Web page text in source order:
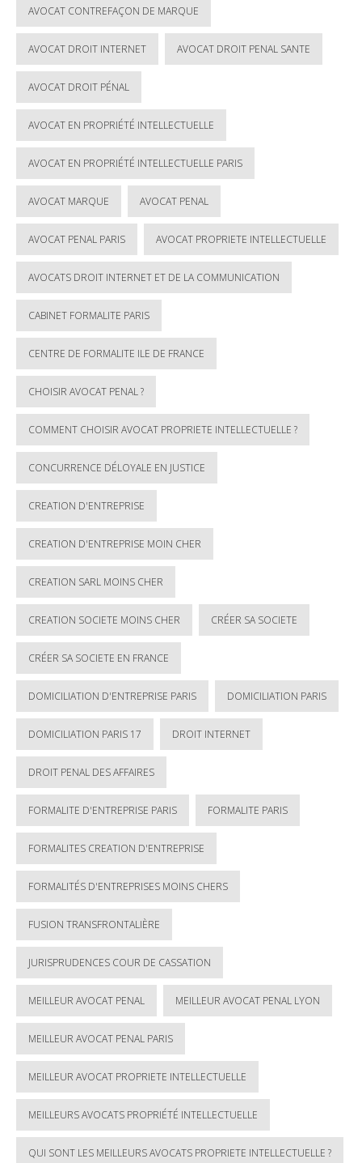
AVOCAT CONTREFAÇON DE MARQUE
AVOCAT DROIT INTERNET AVOCAT DROIT PENAL SANTE
AVOCAT DROIT PÉNAL
AVOCAT EN PROPRIÉTÉ INTELLECTUELLE
AVOCAT EN PROPRIÉTÉ INTELLECTUELLE PARIS
AVOCAT MARQUE AVOCAT PENAL
AVOCAT PENAL PARIS AVOCAT PROPRIETE INTELLECTUELLE
AVOCATS DROIT INTERNET ET DE LA COMMUNICATION
CABINET FORMALITE PARIS
CENTRE DE FORMALITE ILE DE FRANCE
CHOISIR AVOCAT PENAL ?
COMMENT CHOISIR AVOCAT PROPRIETE INTELLECTUELLE ?
CONCURRENCE DÉLOYALE EN JUSTICE
CREATION D'ENTREPRISE
CREATION D'ENTREPRISE MOIN CHER
CREATION SARL MOINS CHER
CREATION SOCIETE MOINS CHER CRÉER SA SOCIETE
CRÉER SA SOCIETE EN FRANCE
DOMICILIATION D'ENTREPRISE PARIS DOMICILIATION PARIS
DOMICILIATION PARIS 17 DROIT INTERNET
DROIT PENAL DES AFFAIRES
FORMALITE D'ENTREPRISE PARIS FORMALITE PARIS
FORMALITES CREATION D'ENTREPRISE
FORMALITÉS D'ENTREPRISES MOINS CHERS
FUSION TRANSFRONTALIÈRE
JURISPRUDENCES COUR DE CASSATION
MEILLEUR AVOCAT PENAL MEILLEUR AVOCAT PENAL LYON
MEILLEUR AVOCAT PENAL PARIS
MEILLEUR AVOCAT PROPRIETE INTELLECTUELLE
MEILLEURS AVOCATS PROPRIÉTÉ INTELLECTUELLE
QUI SONT LES MEILLEURS AVOCATS PROPRIETE INTELLECTUELLE ?